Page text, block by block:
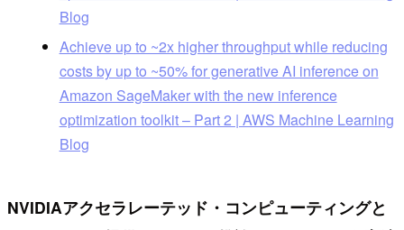
Blog
Achieve up to ~2x higher throughput while reducing
costs by up to ~50% for generative AI inference on
Amazon SageMaker with the new inference
optimization toolkit – Part 2 | AWS Machine Learning
Blog
NVIDIAアクセラレーテッド・コンピューティングと